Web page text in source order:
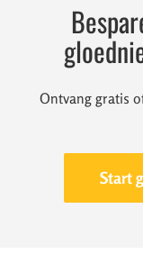
Ontvang gratis
Start